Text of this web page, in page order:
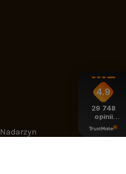
Nadarzyn
4.9
29 748
opinii
z całego